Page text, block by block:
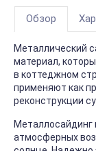
Обзор
Металлический
материал,
в коттеджном
применяют как
реконструкции
атмосферных